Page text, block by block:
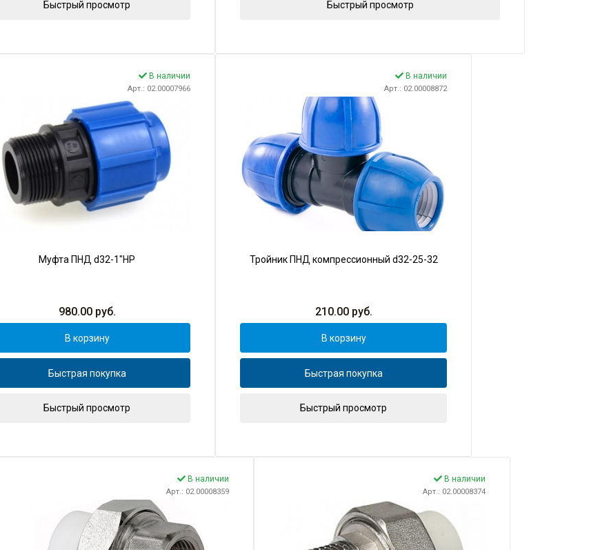
Быстрый просмотр Быстрый просмотр
В наличии
Арт.: 02.00007966
Муфта ПНД d32-1"НР
980.00руб.
В корзину
Быстрая покупка
Быстрый просмотр
В наличии
Арт.: 02.00008872
Тройник ПНД компрессионный d32-25-32
210.00руб.
В корзину
Быстрая покупка
Быстрый просмотр
В наличии
Арт.: 02.00008359
В наличии
Арт.: 02.00008374